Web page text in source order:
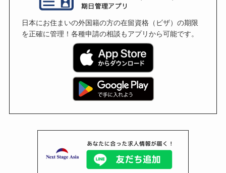
日本にお住まいの外国籍の方の在留資格（ビザ）の期限
を正確に管理！各種申請の相談もアプリから可能です。